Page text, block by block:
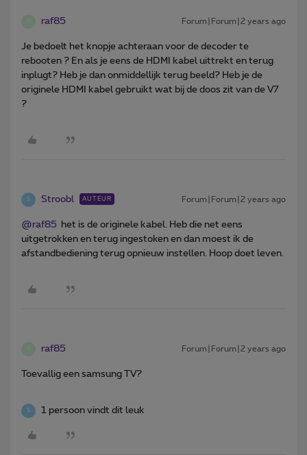
raf85 Forum|Forum|2 years ago
Je bedoelt het knopje achteraan voor de decoder te
rebooten ? En als je eens de HDMI kabel uittrekt en terug
inplugt? Heb je dan onmiddellijk terug beeld? Heb je de
originele HDMI kabel gebruikt wat bij de doos zit van de V7
?
S Stroobl AUTEUR Forum|Forum|2 years ago
@raf85 het is de originele kabel. Heb die net eens
uitgetrokken en terug ingestoken en dan moest ik de
afstandbediening terug opnieuw instellen. Hoop doet leven.
raf85 Forum|Forum|2 years ago
Toevallig een samsung TV?
S 1 persoon vindt dit leuk